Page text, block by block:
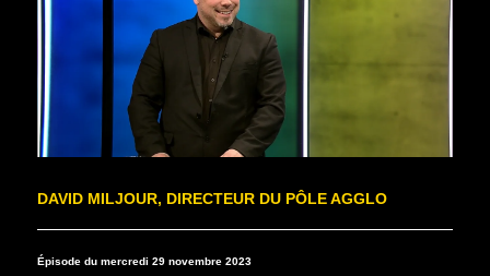
DAVID MILJOUR, DIRECTEUR DU PÔLE AGGLO
Épisode du mercredi 29 novembre 2023